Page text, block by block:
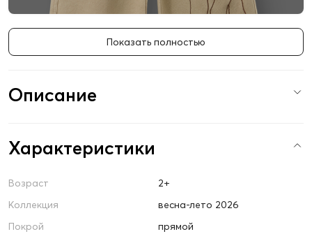
Показать полностью
Описание
Характеристики
Возраст
2+
Коллекция
весна-лето 2026
Покрой
прямой